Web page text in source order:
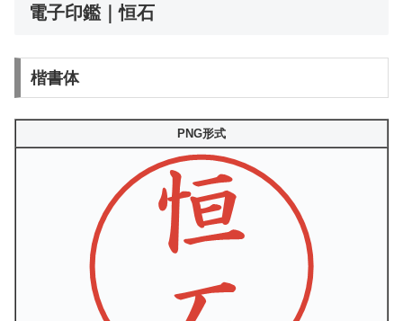
電子印鑑｜恒石
楷書体
PNG形式